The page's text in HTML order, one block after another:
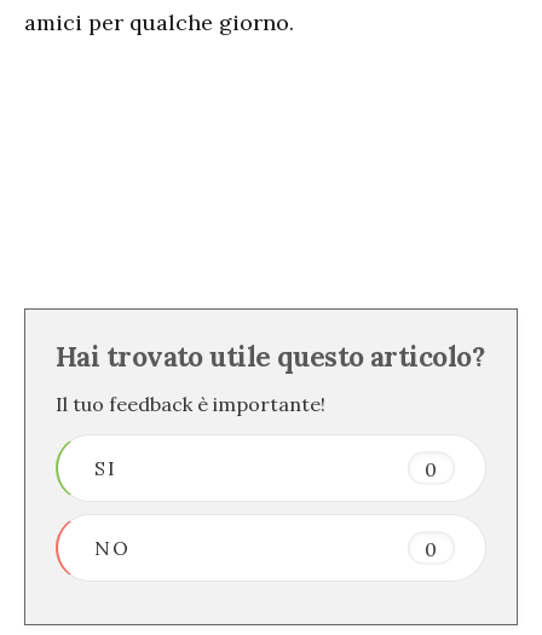
amici per qualche giorno.
Hai trovato utile questo articolo?
Il tuo feedback è importante!
SI 0
NO 0